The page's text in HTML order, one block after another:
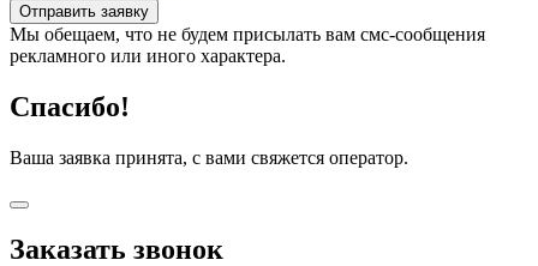
Отправить заявку
Мы обещаем, что не будем присылать вам смс-сообщения
рекламного или иного характера.
Спасибо!
Ваша заявка принята, с вами свяжется оператор.
Заказать звонок